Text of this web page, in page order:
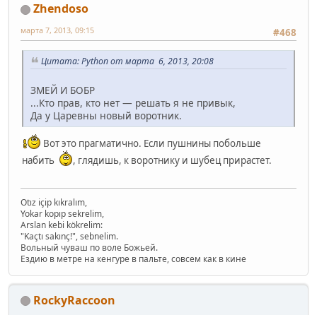
Zhendoso
#468
марта 7, 2013, 09:15
Цитата: Python от марта 6, 2013, 20:08
ЗМЕЙ И БОБР
...Кто прав, кто нет — решать я не привык,
Да у Царевны новый воротник.
Вот это прагматично. Если пушнины побольше
набить
, глядишь, к воротнику и шубец прирастет.
Otız içip kıkralım,
Yokar kopıp sekrelim,
Arslan kebi kökrelim:
"Kaçtı sakınç!", sebnelim.
Вольный чуваш по воле Божьей.
Ездию в метре на кенгуре в пальте, совсем как в кине
RockyRaccoon